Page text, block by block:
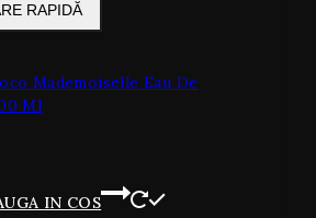
RAPIDĂ
Mademoiselle Eau De
Ml
IN COS